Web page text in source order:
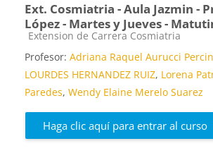
Ext. Cosmiatria - Aula Jazmin -
López - Martes y Jueves -
Categoría de cursos
Extension de Carrera Cosmiatria
Profesor: Adriana Raquel Aurucci
LOURDES HERNANDEZ RUIZ, Lorena
Paredes, Wendy Elaine Merelo Suarez
Haga clic aquí para entrar al curso